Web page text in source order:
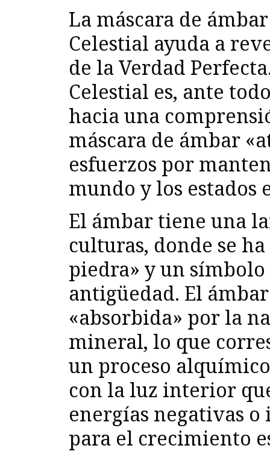
La máscara de
Celestial ayuda a
de la Verdad
Celestial es, ante
hacia una
máscara de ámbar
esfuerzos por
mundo y los estados
El ámbar tiene una
culturas, donde se
piedra» y un
antigüedad. El
«absorbida» por la
mineral, lo que
un proceso
con la luz interior
energías negativas
para el crecimiento